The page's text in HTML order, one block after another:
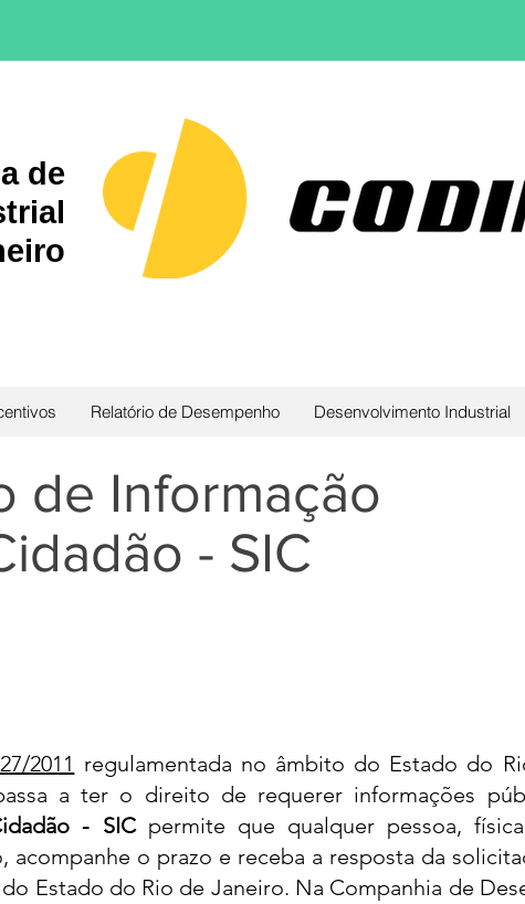
de
Relatório de Desempenho Desenvolvimento Industrial
de Informação
- SIC
2011 regulamentada no âmbito do Estado do
a ter o direito de requerer informações
- SICpermite que qualquer pessoa,
o prazo e receba a resposta da
Estado do Rio de Janeiro. Na Companhia de